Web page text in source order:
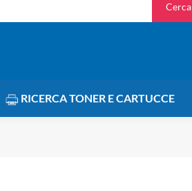
Cerca
RICERCA TONER E CARTUCCE